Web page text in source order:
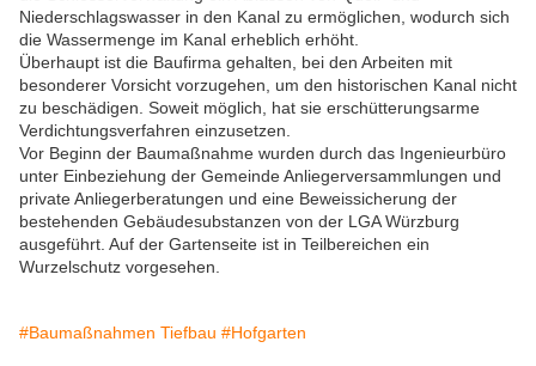
Niederschlagswasser in den Kanal zu ermöglichen, wodurch sich
die Wassermenge im Kanal erheblich erhöht.
Überhaupt ist die Baufirma gehalten, bei den Arbeiten mit
besonderer Vorsicht vorzugehen, um den historischen Kanal nicht
zu beschädigen. Soweit möglich, hat sie erschütterungsarme
Verdichtungsverfahren einzusetzen.
Vor Beginn der Baumaßnahme wurden durch das Ingenieurbüro
unter Einbeziehung der Gemeinde Anliegerversammlungen und
private Anliegerberatungen und eine Beweissicherung der
bestehenden Gebäudesubstanzen von der LGA Würzburg
ausgeführt. Auf der Gartenseite ist in Teilbereichen ein
Wurzelschutz vorgesehen.
#Baumaßnahmen Tiefbau #Hofgarten